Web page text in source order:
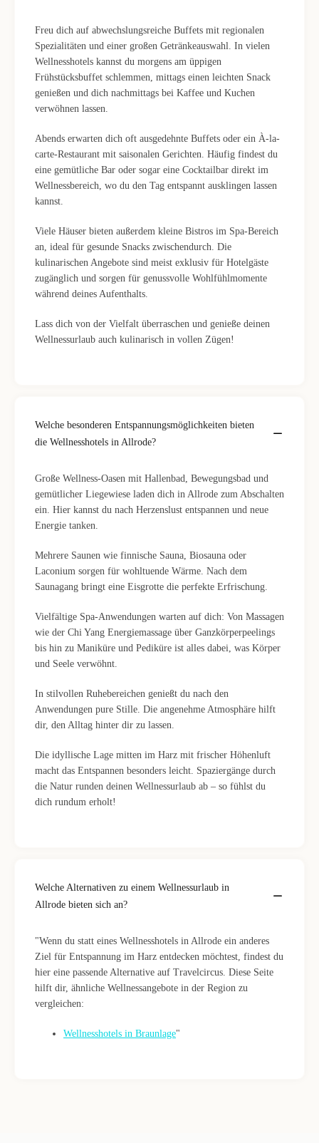
Freu dich auf abwechslungsreiche Buffets mit regionalen
Spezialitäten und einer großen Getränkeauswahl. In vielen
Wellnesshotels kannst du morgens am üppigen
Frühstücksbuffet schlemmen, mittags einen leichten Snack
genießen und dich nachmittags bei Kaffee und Kuchen
verwöhnen lassen.
Abends erwarten dich oft ausgedehnte Buffets oder ein À-la-
carte-Restaurant mit saisonalen Gerichten. Häufig findest du
eine gemütliche Bar oder sogar eine Cocktailbar direkt im
Wellnessbereich, wo du den Tag entspannt ausklingen lassen
kannst.
Viele Häuser bieten außerdem kleine Bistros im Spa-Bereich
an, ideal für gesunde Snacks zwischendurch. Die
kulinarischen Angebote sind meist exklusiv für Hotelgäste
zugänglich und sorgen für genussvolle Wohlfühlmomente
während deines Aufenthalts.
Lass dich von der Vielfalt überraschen und genieße deinen
Wellnessurlaub auch kulinarisch in vollen Zügen!
Welche besonderen Entspannungsmöglichkeiten bieten
die Wellnesshotels in Allrode?
Große Wellness-Oasen mit Hallenbad, Bewegungsbad und
gemütlicher Liegewiese laden dich in Allrode zum Abschalten
ein. Hier kannst du nach Herzenslust entspannen und neue
Energie tanken.
Mehrere Saunen wie finnische Sauna, Biosauna oder
Laconium sorgen für wohltuende Wärme. Nach dem
Saunagang bringt eine Eisgrotte die perfekte Erfrischung.
Vielfältige Spa-Anwendungen warten auf dich: Von Massagen
wie der Chi Yang Energiemassage über Ganzkörperpeelings
bis hin zu Maniküre und Pediküre ist alles dabei, was Körper
und Seele verwöhnt.
In stilvollen Ruhebereichen genießt du nach den
Anwendungen pure Stille. Die angenehme Atmosphäre hilft
dir, den Alltag hinter dir zu lassen.
Die idyllische Lage mitten im Harz mit frischer Höhenluft
macht das Entspannen besonders leicht. Spaziergänge durch
die Natur runden deinen Wellnessurlaub ab – so fühlst du
dich rundum erholt!
Welche Alternativen zu einem Wellnessurlaub in
Allrode bieten sich an?
"Wenn du statt eines Wellnesshotels in Allrode ein anderes
Ziel für Entspannung im Harz entdecken möchtest, findest du
hier eine passende Alternative auf Travelcircus. Diese Seite
hilft dir, ähnliche Wellnessangebote in der Region zu
vergleichen:
Wellnesshotels in Braunlage"